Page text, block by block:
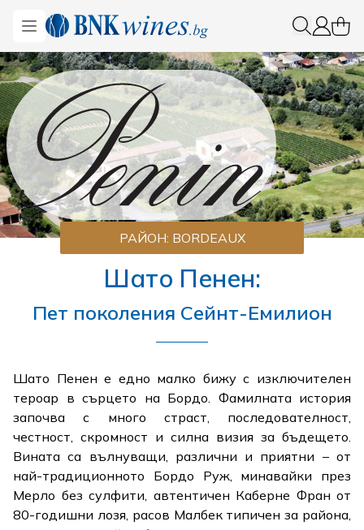
Open menu
BNKWines.bg
0
РАЙОН: BORDEAUX
Шато Пенен:
Пет поколения Сейнт-Емилион
Шато Пенен е едно малко бижу с изключителен
тероар в сърцето на Бордо. Фамилната история
започва с много страст, последователност,
честност, скромност и силна визия за бъдещето.
Вината са вълнуващи, различни и приятни – от
най-традиционното Бордо Руж, минавайки през
Мерло без сулфити, автентичен Каберне Фран от
80-годишни лозя, расов Малбек типичен за района,